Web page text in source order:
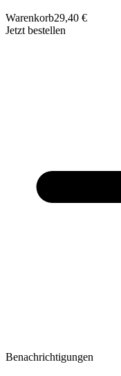
Warenkorb29,40 €
Jetzt bestellen
Benachrichtigungen